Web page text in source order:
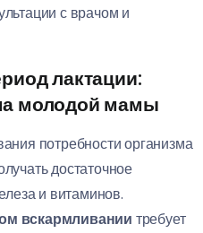
с врачом и
лактации:
молодой мамы
потребности организма
достаточное
и витаминов.
вскармливании требует